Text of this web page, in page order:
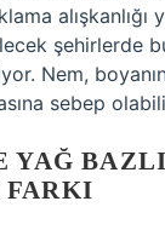
alışkanlığı
şehirlerde
Nem, boyanın
sebep
YAĞ BAZLI
FARKI